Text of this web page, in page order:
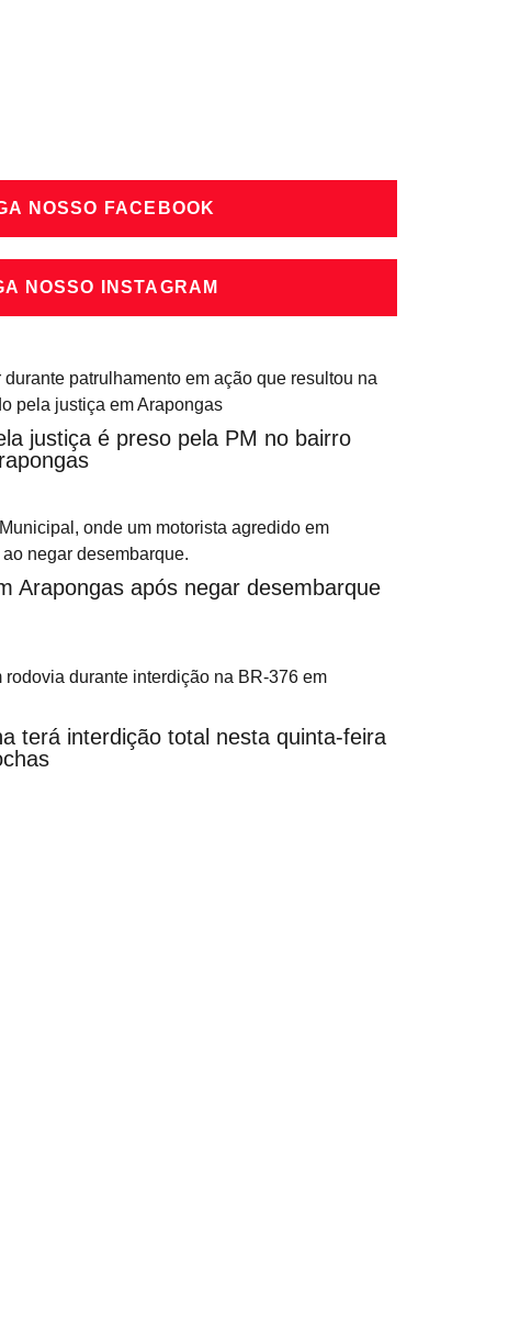
NOSSO FACEBOOK
NOSSO INSTAGRAM
justiça é preso pela PM no bairro
Arapongas após negar desembarque
terá interdição total nesta quinta-feira